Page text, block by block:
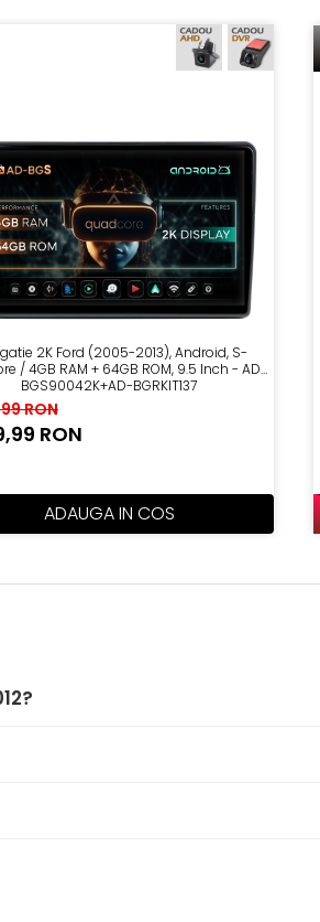
2K Ford (2005-2013), Android, S-
/ 4GB RAM + 64GB ROM, 9.5 Inch - AD-
BGS90042K+AD-BGRKIT137
RON
RON
ADAUGA IN COS